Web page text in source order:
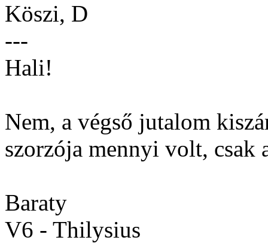
Köszi, D
---
Hali!
Nem, a végső jutalom
szorzója mennyi volt, csak
Baraty
V6 - Thilysius